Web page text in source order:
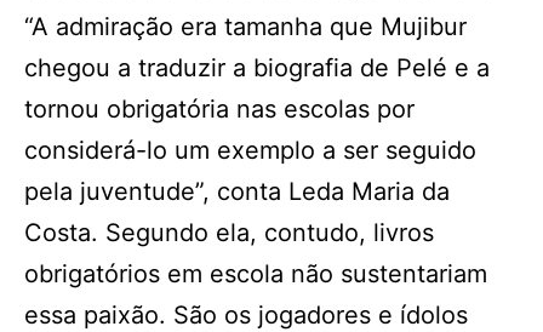
“A admiração era tamanha que Mujibur
chegou a traduzir a biografia de Pelé e a
tornou obrigatória nas escolas por
considerá-lo um exemplo a ser seguido
pela juventude”, conta Leda Maria da
Costa. Segundo ela, contudo, livros
obrigatórios em escola não sustentariam
essa paixão. São os jogadores e ídolos